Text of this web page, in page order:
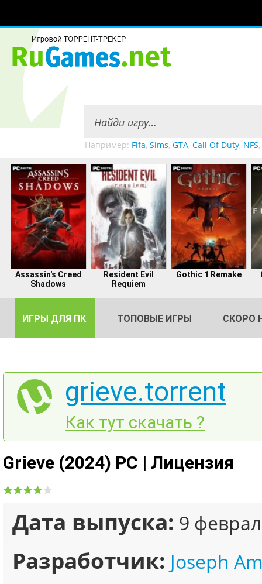
Например: Fifa, Sims, GTA, Call Of Duty, NFS,
Assassin's Creed
Shadows
Resident Evil
Requiem
Gothic 1 Remake
ИГРЫ ДЛЯ ПК ТОПОВЫЕ ИГРЫ СКОРО
grieve.torrent
Как тут скачать ?
Grieve (2024) PC | Лицензия
Дата выпуска: 9
Разработчик: Joseph